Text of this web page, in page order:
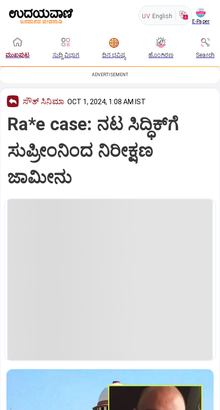
UV English
E-Paper
ಮುಖಪುಟ ಸುದ್ದಿ ವಿಭಾಗ ದಿನ ಭವಿಷ್ಯ ಹೊಂಗಿರಣ Search
ADVERTISEMENT
ಸೌತ್‌ ಸಿನಿಮಾ OCT 1, 2024, 1:08 AM IST
Ra*e case: ನಟ ಸಿದ್ಧಿಕ್‌ಗೆ
ಸುಪ್ರೀಂನಿಂದ ನಿರೀಕ್ಷಣ
ಜಾಮೀನು